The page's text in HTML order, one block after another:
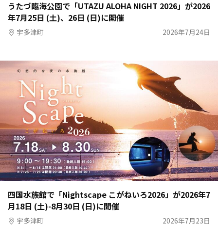
うたづ臨海公園で「UTAZU ALOHA NIGHT 2026」が2026
年7月25日 (土)、26日 (日)に開催
宇多津町 2026年7月24日
四国水族館で「Nightscape こがねいろ2026」が2026年7
月18日 (土)-8月30日 (日)に開催
宇多津町 2026年7月23日